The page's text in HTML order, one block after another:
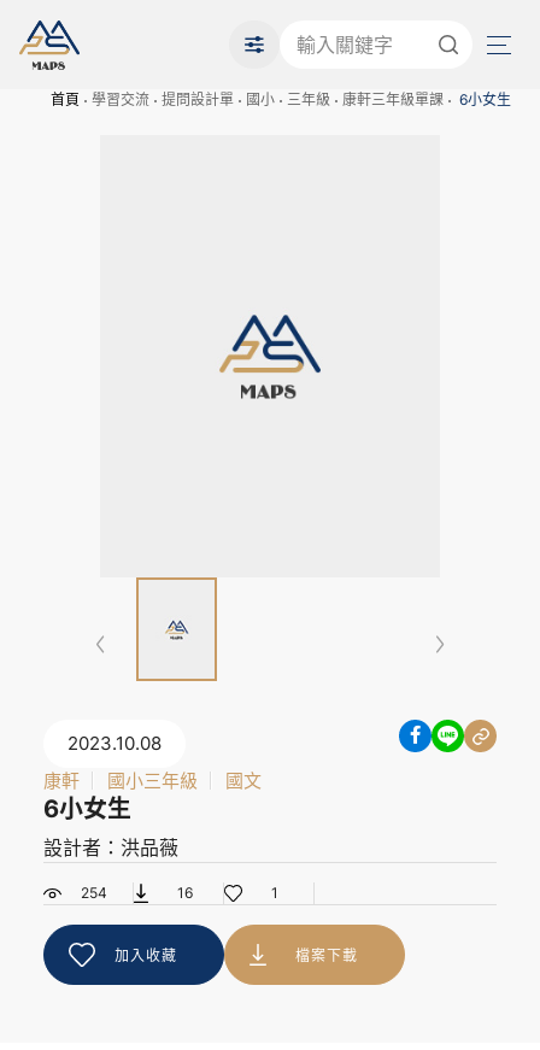
首頁 學習交流 提問設計單 國小 三年級 康軒三年級單課 6小女生
2023.10.08
康軒
國小三年級 國文
6小女生
設計者：洪品薇
254 16 1
加入收藏 檔案下載